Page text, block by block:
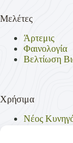
Μελέτες
Άρτεμις
Φαινολογία
Βελτίωση
Χρήσιμα
Νέος